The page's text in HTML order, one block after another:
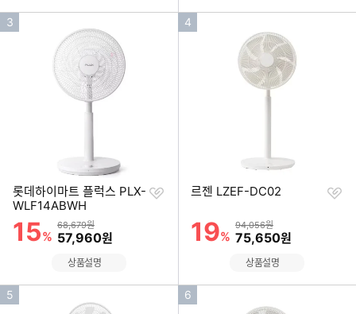
인
3
롯데하이마트 플럭스 PLX-
WLF14ABWH
할인률
15%
상품금액
68,679원
할인금액
57,960원
찜
상품설명
인
4
르젠 LZEF-DC02
할인률
19%
상품금액
94,056원
할인금액
75,650원
찜
상품설명
인
5
인
6